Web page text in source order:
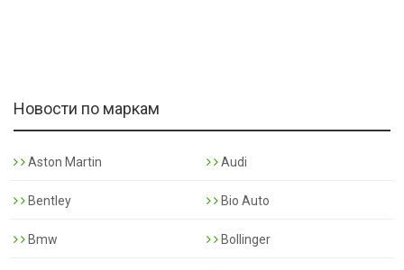
Новости по маркам
Aston Martin Audi
Bentley Bio Auto
Bmw Bollinger